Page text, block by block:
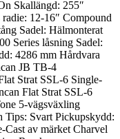
Skallängd: 255″
12-16″ Compound
Sadel: Hälmonterat
Series låsning Sadel:
4286 mm Hårdvara
JB TB-4
Strat SSL-6 Single-
Flat Strat SSL-6
5-vägsväxling
Svart Pickupskydd:
Cast av märket Charvel